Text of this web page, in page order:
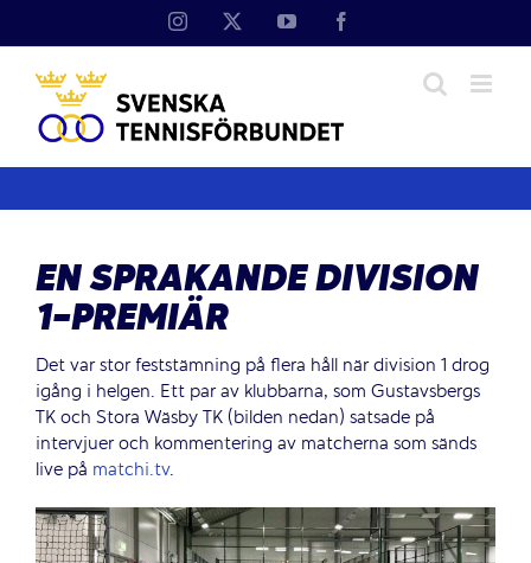
Instagram YouTube
EN SPRAKANDE DIVISION
1-PREMIÄR
Det var stor feststämning på flera håll när division 1 drog
igång i helgen. Ett par av klubbarna, som Gustavsbergs
TK och Stora Wäsby TK (bilden nedan) satsade på
intervjuer och kommentering av matcherna som sänds
live på matchi.tv.